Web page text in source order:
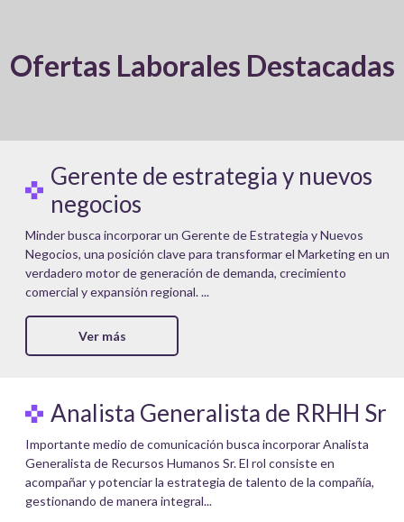
Ofertas Laborales Destacadas
Gerente de estrategia y nuevos
negocios
Minder busca incorporar un Gerente de Estrategia y Nuevos
Negocios, una posición clave para transformar el Marketing en un
verdadero motor de generación de demanda, crecimiento
comercial y expansión regional. ...
Ver más
Analista Generalista de RRHH Sr
Importante medio de comunicación busca incorporar Analista
Generalista de Recursos Humanos Sr. El rol consiste en
acompañar y potenciar la estrategia de talento de la compañía,
gestionando de manera integral...